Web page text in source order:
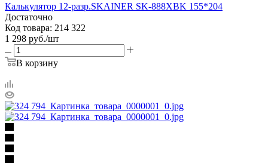
Калькулятор 12-разр.SKAINER SK-888XBK 155*204
Достаточно
Код товара: 214 322
1 298 руб./шт
В корзину